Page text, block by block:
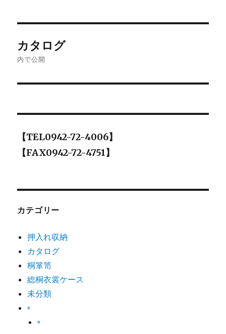
稿
ゲ
ー
シ
ン
カタログ
内で公開
【TEL0942-72-4006】
【FAX0942-72-4751】
カテゴリー
押入れ収納
カタログ
桐箪笥
総桐衣裳ケース
未分類
◦
◦